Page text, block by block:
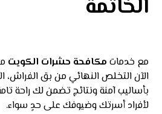
الخاتمة
مع خدمات مكافحة حشرات الكويت
الآن التخلص النهائي من بق الفراش،
بأساليب آمنة ونتائج تضمن لك راحة
لأفراد أسرتك وضيوفك على حدٍ سواء.